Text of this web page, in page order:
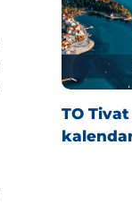
TO